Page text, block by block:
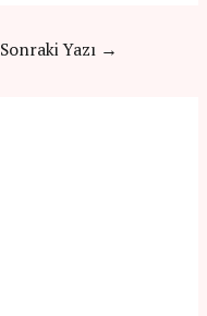
Sonraki Yazı →